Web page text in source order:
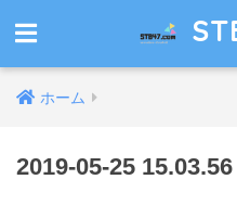
ホーム
2019-05-25 15.03.56